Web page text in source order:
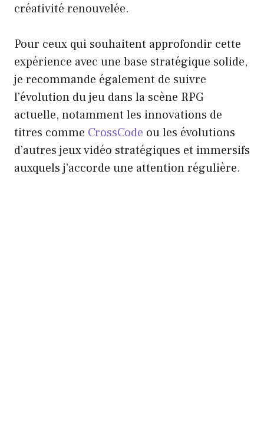
créativité renouvelée.
Pour ceux qui souhaitent approfondir cette
expérience avec une base stratégique solide,
je recommande également de suivre
l’évolution du jeu dans la scène RPG
actuelle, notamment les innovations de
titres comme CrossCode ou les évolutions
d’autres jeux vidéo stratégiques et immersifs
auxquels j’accorde une attention régulière.